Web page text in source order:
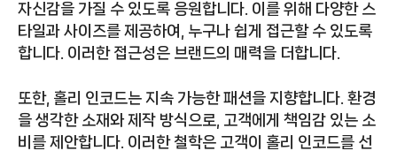
자신감을 가질 수 있도록 응원합니다. 이를 위해 다양한 스
타일과 사이즈를 제공하여, 누구나 쉽게 접근할 수 있도록
합니다. 이러한 접근성은 브랜드의 매력을 더합니다.
또한, 홀리 인코드는 지속 가능한 패션을 지향합니다. 환경
을 생각한 소재와 제작 방식으로, 고객에게 책임감 있는 소
비를 제안합니다. 이러한 철학은 고객이 홀리 인코드를 선